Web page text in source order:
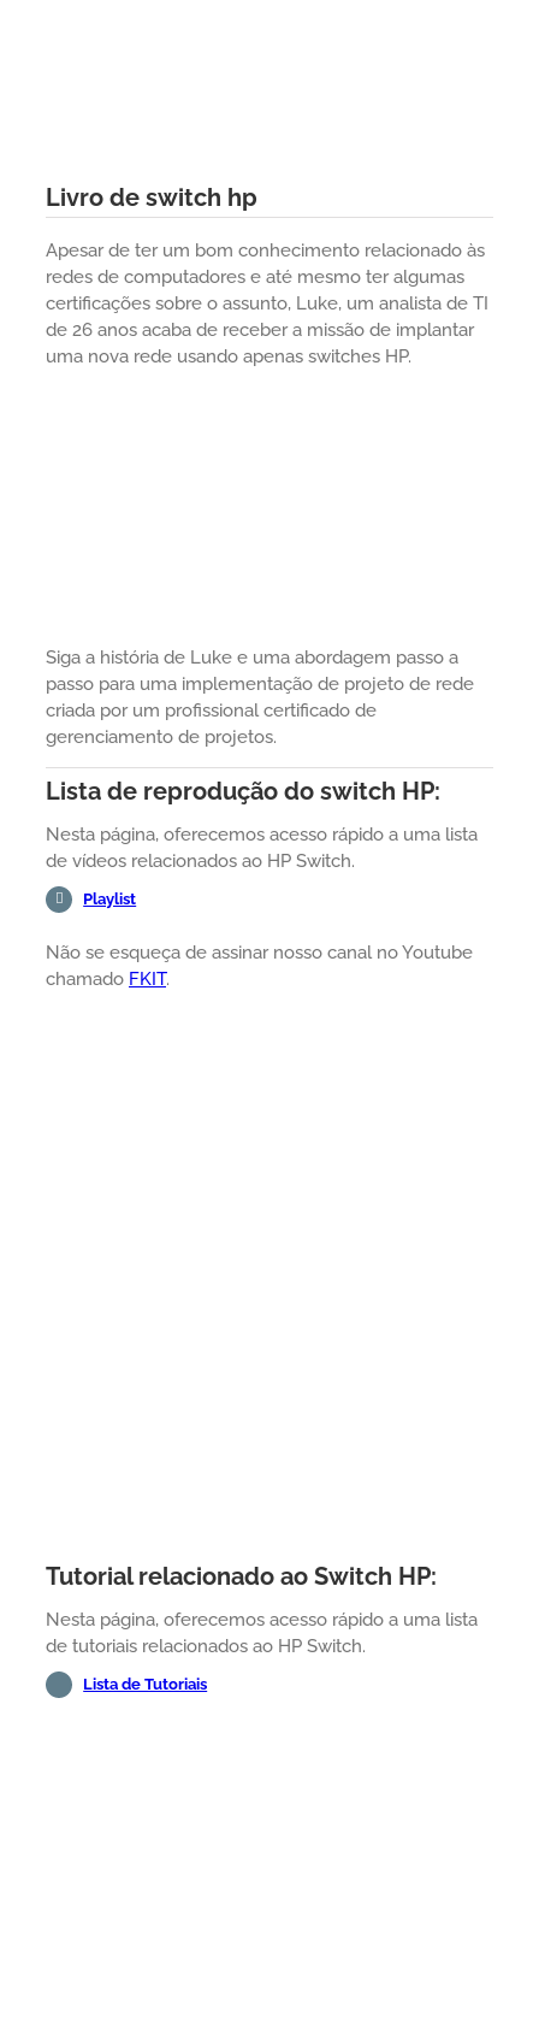
Livro de switch hp
Apesar de ter um bom conhecimento relacionado às
redes de computadores e até mesmo ter algumas
certificações sobre o assunto, Luke, um analista de TI
de 26 anos acaba de receber a missão de implantar
uma nova rede usando apenas switches HP.
Siga a história de Luke e uma abordagem passo a
passo para uma implementação de projeto de rede
criada por um profissional certificado de
gerenciamento de projetos.
Lista de reprodução do switch HP:
Nesta página, oferecemos acesso rápido a uma lista
de vídeos relacionados ao HP Switch.
Playlist
Não se esqueça de assinar nosso canal no Youtube
chamado FKIT.
Tutorial relacionado ao Switch HP:
Nesta página, oferecemos acesso rápido a uma lista
de tutoriais relacionados ao HP Switch.
Lista de Tutoriais